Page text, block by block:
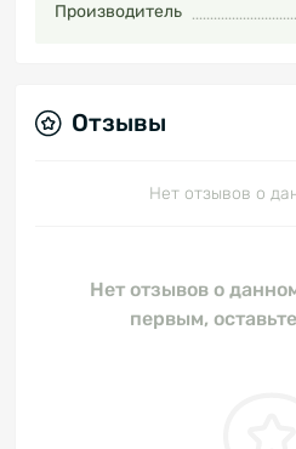
Производитель
Отзывы
Нет отзывов о
Нет отзывов о
первым,